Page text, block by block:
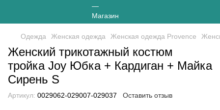
Одежда Женская одежда Женская одежда Provence
Женский трикотажный костюм
тройка Joy Юбка + Кардиган + Майка
Сирень S
Артикул: 0029062-029007-029037 Оставить отзыв